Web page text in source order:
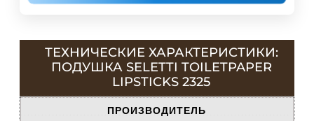
ТЕХНИЧЕСКИЕ ХАРАКТЕРИСТИКИ:
ПОДУШКА SELETTI TOILETPAPER
LIPSTICKS 2325
ПРОИЗВОДИТЕЛЬ